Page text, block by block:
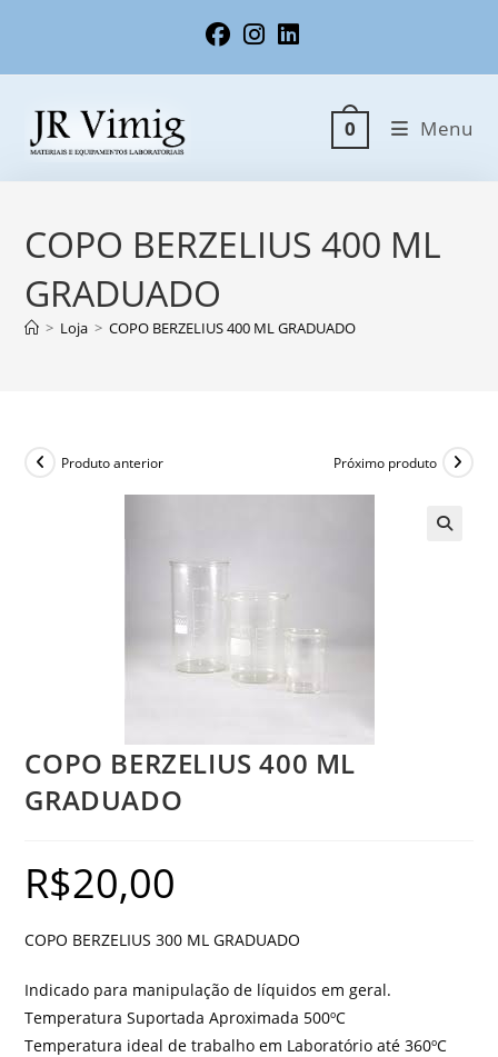
0 Menu
COPO BERZELIUS 400 ML
GRADUADO
> Loja > COPO BERZELIUS 400 ML GRADUADO
Produto anterior Próximo produto
COPO BERZELIUS 400 ML
GRADUADO
R$20,00
COPO BERZELIUS 300 ML GRADUADO
Indicado para manipulação de líquidos em geral.
Temperatura Suportada Aproximada 500ºC
Temperatura ideal de trabalho em Laboratório até 360ºC